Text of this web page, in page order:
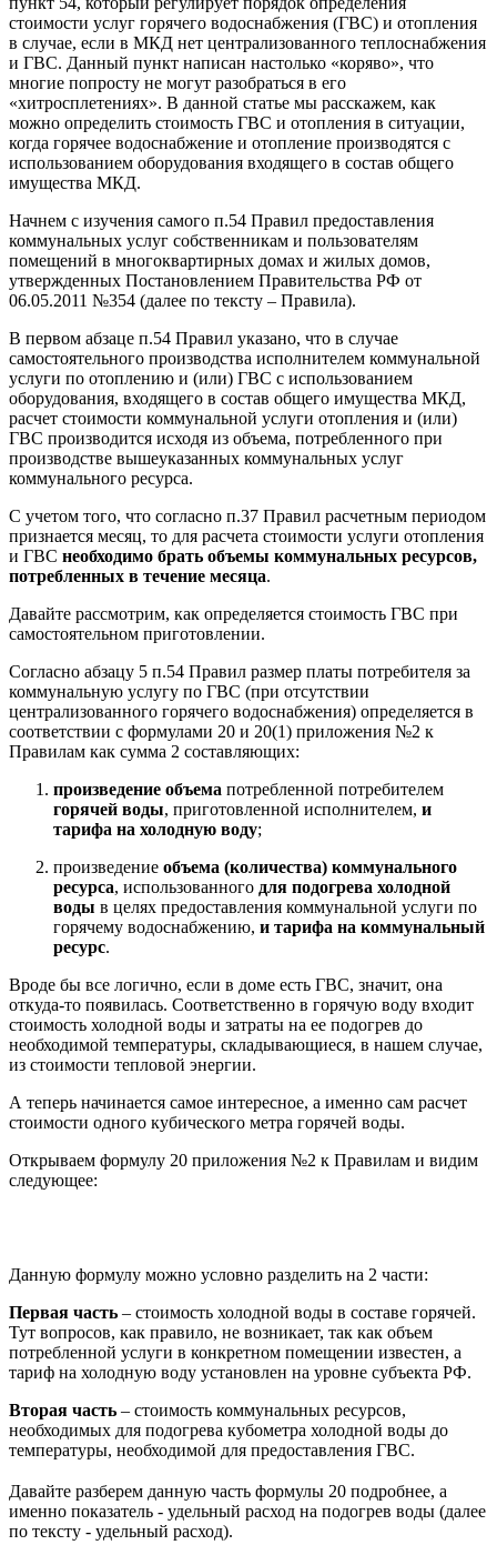
стоимости услуг горячего водоснабжения (ГВС) и отопления
в случае, если в МКД нет централизованного теплоснабжения
и ГВС. Данный пункт написан настолько «коряво», что
многие попросту не могут разобраться в его
«хитросплетениях». В данной статье мы расскажем, как
можно определить стоимость ГВС и отопления в ситуации,
когда горячее водоснабжение и отопление производятся с
использованием оборудования входящего в состав общего
имущества МКД.
Начнем с изучения самого п.54 Правил предоставления
коммунальных услуг собственникам и пользователям
помещений в многоквартирных домах и жилых домов,
утвержденных Постановлением Правительства РФ от
06.05.2011 №354 (далее по тексту – Правила).
В первом абзаце п.54 Правил указано, что в случае
самостоятельного производства исполнителем коммунальной
услуги по отоплению и (или) ГВС с использованием
оборудования, входящего в состав общего имущества МКД,
расчет стоимости коммунальной услуги отопления и (или)
ГВС производится исходя из объема, потребленного при
производстве вышеуказанных коммунальных услуг
коммунального ресурса.
С учетом того, что согласно п.37 Правил расчетным периодом
признается месяц, то для расчета стоимости услуги отопления
и ГВС необходимо брать объемы коммунальных ресурсов,
потребленных в течение месяца.
Давайте рассмотрим, как определяется стоимость ГВС при
самостоятельном приготовлении.
Согласно абзацу 5 п.54 Правил размер платы потребителя за
коммунальную услугу по ГВС (при отсутствии
централизованного горячего водоснабжения) определяется в
соответствии с формулами 20 и 20(1) приложения №2 к
Правилам как сумма 2 составляющих:
произведение объема потребленной потребителем
горячей воды, приготовленной исполнителем, и
тарифа на холодную воду;
произведение объема (количества) коммунального
ресурса, использованного для подогрева холодной
воды в целях предоставления коммунальной услуги по
горячему водоснабжению, и тарифа на коммунальный
ресурс.
Вроде бы все логично, если в доме есть ГВС, значит, она
откуда-то появилась. Соответственно в горячую воду входит
стоимость холодной воды и затраты на ее подогрев до
необходимой температуры, складывающиеся, в нашем случае,
из стоимости тепловой энергии.
А теперь начинается самое интересное, а именно сам расчет
стоимости одного кубического метра горячей воды.
Открываем формулу 20 приложения №2 к Правилам и видим
следующее:
Данную формулу можно условно разделить на 2 части:
Первая часть – стоимость холодной воды в составе горячей.
Тут вопросов, как правило, не возникает, так как объем
потребленной услуги в конкретном помещении известен, а
тариф на холодную воду установлен на уровне субъекта РФ.
Вторая часть – стоимость коммунальных ресурсов,
необходимых для подогрева кубометра холодной воды до
температуры, необходимой для предоставления ГВС.
Давайте разберем данную часть формулы 20 подробнее, а
именно показатель - удельный расход на подогрев воды (далее
по тексту - удельный расход).